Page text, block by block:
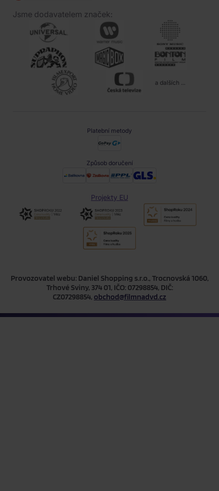
Jsme dodavatelem značek:
a dalších ...
Platební metody
Způsob doručení
Projekty EU
Provozovatel webu: Daniel Shopping s.r.o., Trocnovská 1060,
Trhové Sviny, 374 01, IČO: 07298854, DIČ:
CZ07298854, obchod@filmnadvd.cz